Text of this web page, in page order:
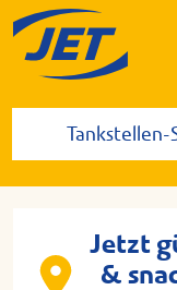
Jetzt
&